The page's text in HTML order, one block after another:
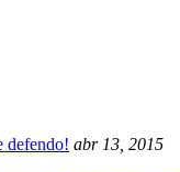
defendo! abr 13, 2015